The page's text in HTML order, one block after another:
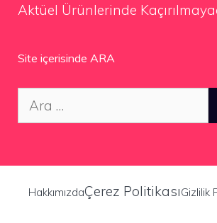
Aktüel Ürünlerinde
Site içerisinde ARA
için
ara
HakkımızdaÇerez PolitikasıGizlilik